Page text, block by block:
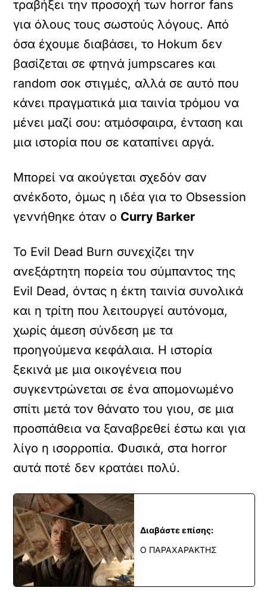
τραβήξει την προσοχή των horror fans
για όλους τους σωστούς λόγους. Από
όσα έχουμε διαβάσει, το Hokum δεν
βασίζεται σε φτηνά jumpscares και
random σοκ στιγμές, αλλά σε αυτό που
κάνει πραγματικά μια ταινία τρόμου να
μένει μαζί σου: ατμόσφαιρα, ένταση και
μια ιστορία που σε καταπίνει αργά.
Μπορεί να ακούγεται σχεδόν σαν
ανέκδοτο, όμως η ιδέα για το Obsession
γεννήθηκε όταν ο Curry Barker
Το Evil Dead Burn συνεχίζει την
ανεξάρτητη πορεία του σύμπαντος της
Evil Dead, όντας η έκτη ταινία συνολικά
και η τρίτη που λειτουργεί αυτόνομα,
χωρίς άμεση σύνδεση με τα
προηγούμενα κεφάλαια. Η ιστορία
ξεκινά με μια οικογένεια που
συγκεντρώνεται σε ένα απομονωμένο
σπίτι μετά τον θάνατο του γιου, σε μια
προσπάθεια να ξαναβρεθεί έστω και για
λίγο η ισορροπία. Φυσικά, στα horror
αυτά ποτέ δεν κρατάει πολύ.
Διαβάστε επίσης:
Ο ΠΑΡΑΧΑΡΑΚΤΗΣ